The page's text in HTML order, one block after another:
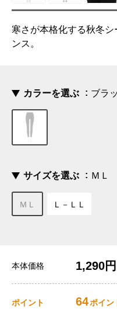
寒さが本格化する秋冬
ンス。
カラーを選ぶ ブラ
サイズを選ぶ ＭＬ
ＭＬ Ｌ－ＬＬ
本体価格 1,290円
ポイント 64ポイン